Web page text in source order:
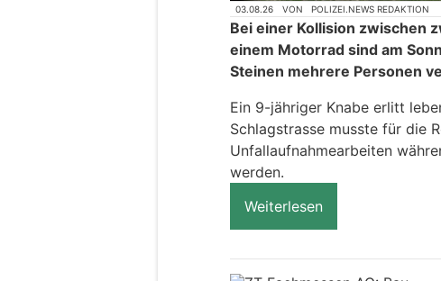
03.08.26 VON POLIZEI.NEWS REDAKTION
Bei einer Kollision zwischen
einem Motorrad sind am
Steinen mehrere Personen
Ein 9-jähriger Knabe erlitt
Schlagstrasse musste für die
Unfallaufnahmearbeiten
werden.
Weiterlesen